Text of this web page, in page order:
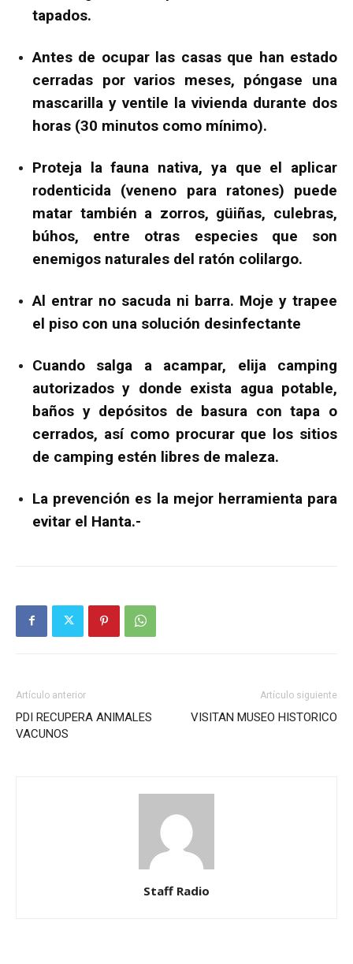
tapados.
Antes de ocupar las casas que han estado
cerradas por varios meses, póngase una
mascarilla y ventile la vivienda durante dos
horas (30 minutos como mínimo).
Proteja la fauna nativa, ya que el aplicar
rodenticida (veneno para ratones) puede
matar también a zorros, güiñas, culebras,
búhos, entre otras especies que son
enemigos naturales del ratón colilargo.
Al entrar no sacuda ni barra. Moje y trapee
el piso con una solución desinfectante
Cuando salga a acampar, elija camping
autorizados y donde exista agua potable,
baños y depósitos de basura con tapa o
cerrados, así como procurar que los sitios
de camping estén libres de maleza.
La prevención es la mejor herramienta para
evitar el Hanta.-
Artículo anterior
PDI RECUPERA ANIMALES
VACUNOS
Artículo siguiente
VISITAN MUSEO HISTORICO
Staff Radio